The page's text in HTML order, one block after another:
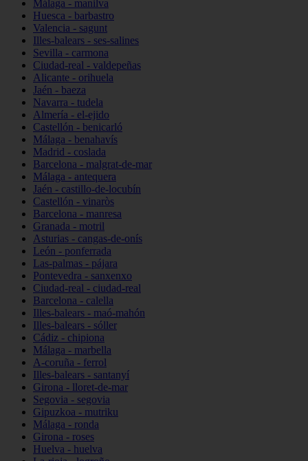
Málaga - manilva
Huesca - barbastro
Valencia - sagunt
Illes-balears - ses-salines
Sevilla - carmona
Ciudad-real - valdepeñas
Alicante - orihuela
Jaén - baeza
Navarra - tudela
Almería - el-ejido
Castellón - benicarló
Málaga - benahavís
Madrid - coslada
Barcelona - malgrat-de-mar
Málaga - antequera
Jaén - castillo-de-locubín
Castellón - vinaròs
Barcelona - manresa
Granada - motril
Asturias - cangas-de-onís
León - ponferrada
Las-palmas - pájara
Pontevedra - sanxenxo
Ciudad-real - ciudad-real
Barcelona - calella
Illes-balears - maó-mahón
Illes-balears - sóller
Cádiz - chipiona
Málaga - marbella
A-coruña - ferrol
Illes-balears - santanyí
Girona - lloret-de-mar
Segovia - segovia
Gipuzkoa - mutriku
Málaga - ronda
Girona - roses
Huelva - huelva